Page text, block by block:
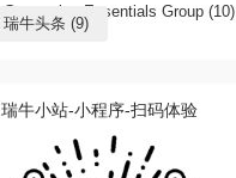
Generation Essentials Group (10)
瑞牛头条 (9)
瑞牛小站-小程序-扫码体验